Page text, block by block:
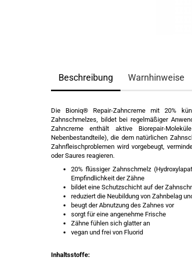
Beschreibung Warnhinweise
Die Bioniq® Repair-Zahncreme mit 20%
Zahnschmelzes, bildet bei regelmäßiger
Zahncreme enthält aktive Biorepair-
Nebenbestandteile), die dem natürlichen
Zahnfleischproblemen wird vorgebeugt,
oder Saures reagieren.
20% flüssiger Zahnschmelz
Empfindlichkeit der Zähne
bildet eine Schutzschicht auf der
reduziert die Neubildung von Zahnbelag
beugt der Abnutzung des Zahnes vor
sorgt für eine angenehme Frische
Zähne fühlen sich glatter an
vegan und frei von Fluorid
Inhaltsstoffe: